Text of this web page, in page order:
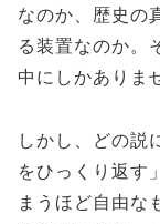
なのか、歴史の
る装置なのか。
中にしかありま
しかし、どの説
をひっくり返す
まうほど自由な